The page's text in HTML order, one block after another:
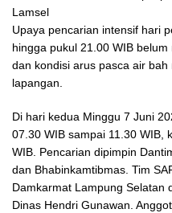
Lamsel
Upaya pencarian intensif hari
hingga pukul 21.00 WIB
dan kondisi arus pasca air
lapangan.
Di hari kedua Minggu 7 Juni
07.30 WIB sampai 11.30 WIB,
WIB. Pencarian dipimpin
dan Bhabinkamtibmas. Tim
Damkarmat Lampung Selatan
Dinas Hendri Gunawan.